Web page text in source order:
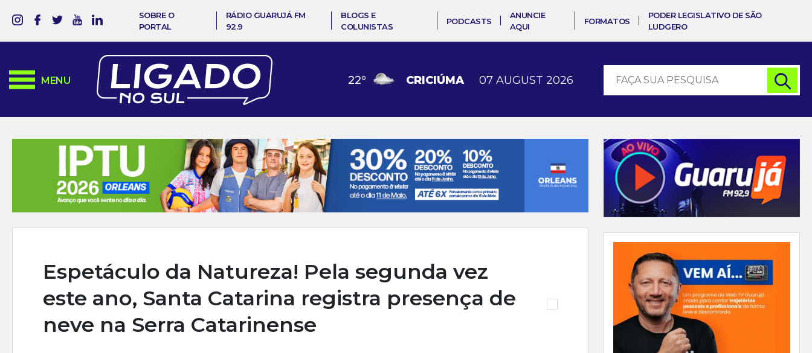
SOBRE O
PORTAL
RÁDIO GUARUJÁ FM
92.9
BLOGS E
COLUNISTAS
PODCASTS
ANUNCIE
AQUI
FORMATOS
PODER LEGISLATIVO DE SÃO
LUDGERO
MENU 22º CRICIÚMA 07 AUGUST 2026
Espetáculo da Natureza! Pela segunda vez
este ano, Santa Catarina registra presença de
neve na Serra Catarinense